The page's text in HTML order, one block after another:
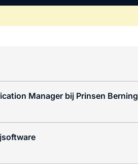
Manager bij Prinsen Berning